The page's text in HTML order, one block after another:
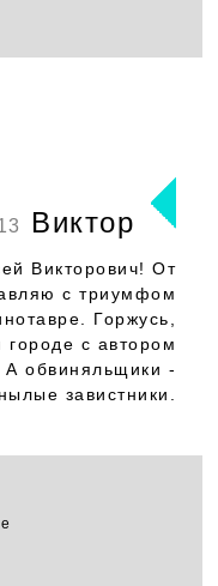
Виктор
Викторович! От
с триумфом
Горжусь,
с автором
А обвиняльщики -
завистники.